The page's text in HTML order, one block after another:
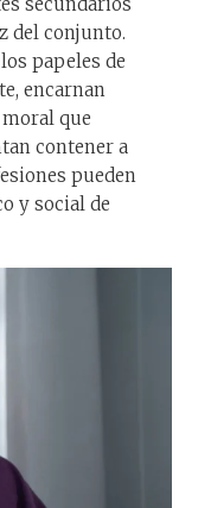
del conjunto.
papeles de
encarnan
que
contener a
pueden
y social de